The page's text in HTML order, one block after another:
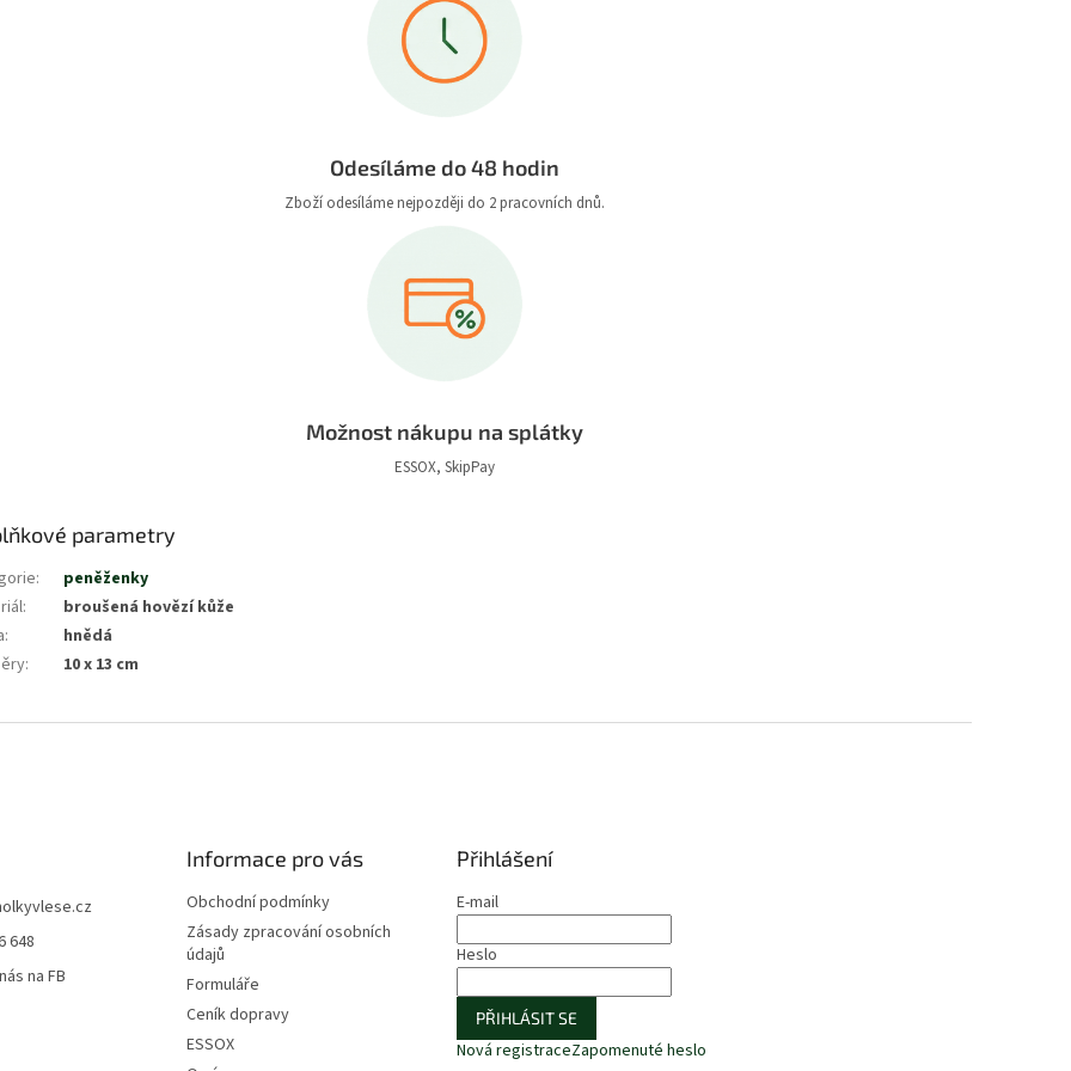
Odesíláme do 48 hodin
Zboží odesíláme nejpozději do 2 pracovních dnů.
Možnost nákupu na splátky
ESSOX, SkipPay
parametry
:
peněženky
:
broušená hovězí kůže
:
hnědá
: 10 x 13 cm
648
na FB
Informace pro vás
Obchodní podmínky
Zásady zpracování osobních
údajů
Formuláře
Ceník dopravy
ESSOX
Přihlášení
E-mail
Heslo
PŘIHLÁSIT SE
Nová registraceZapomenuté heslo